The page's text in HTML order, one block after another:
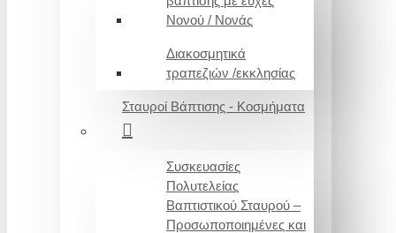
Νονού / Νονάς
Διακοσμητικά
τραπεζιών /εκκλησίας
Σταυροί Βάπτισης - Κοσμήματα
Συσκευασίες
Πολυτελείας
Βαπτιστικού Σταυρού –
Προσωποποιημένες και